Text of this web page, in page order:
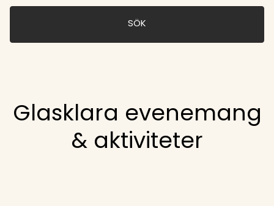
SÖK
Glasklara evenemang
& aktiviteter